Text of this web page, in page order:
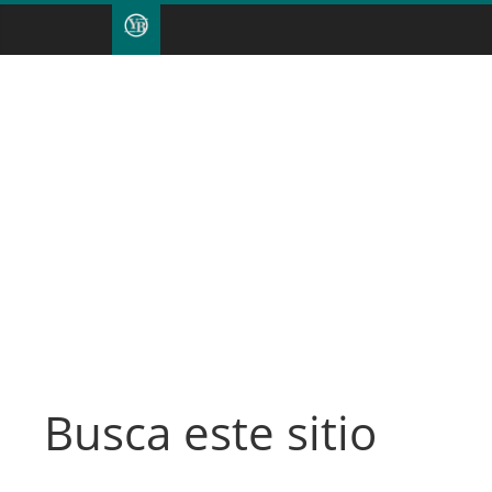
Busca este sitio